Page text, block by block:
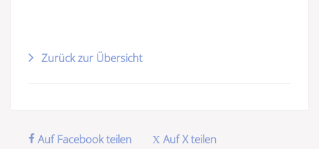
Zurück zur Übersicht
Auf Facebook teilen Auf X teilen